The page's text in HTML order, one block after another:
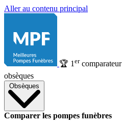
Aller au contenu principal
🏆 1 ercomparateur
obsèques
Obsèques
Comparer les pompes funèbres